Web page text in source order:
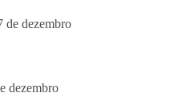
dezembro